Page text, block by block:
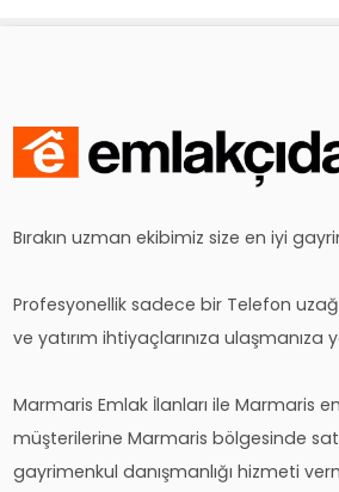
Bırakın uzman ekibimiz size en iyi
Profesyonellik sadece bir Telefon
ve yatırım ihtiyaçlarınıza ulaşmanıza
Marmaris Emlak İlanları ile Marmaris
müşterilerine Marmaris bölgesinde
gayrimenkul danışmanlığı hizmeti